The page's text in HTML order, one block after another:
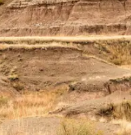
oder erkunde die